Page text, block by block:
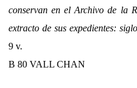
conservan en el Archivo de la
extracto de sus expedientes:
9 v.
B 80 VALL CHAN